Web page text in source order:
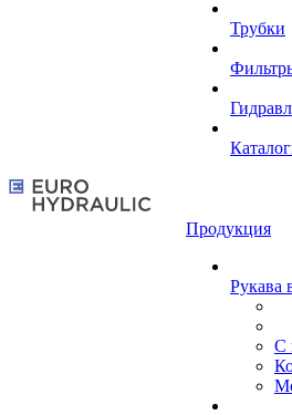
Трубки
Продукция
Рукава
С